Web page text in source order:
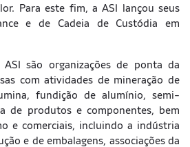
Para este fim, a ASI lançou seus
e de Cadeia de Custódia em
são organizações de ponta da
com atividades de mineração de
fundição de alumínio, semi-
de produtos e componentes, bem
e comerciais, incluindo a indústria
e de embalagens, associações da